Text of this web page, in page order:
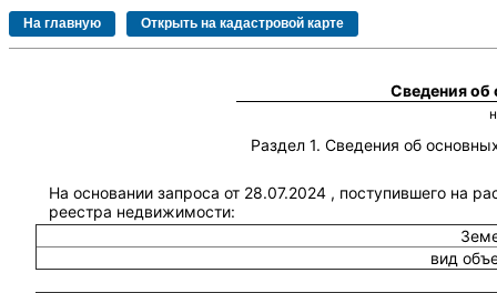
Сведения
Раздел 1. Сведения об
На основании запроса от 28.07.2024 , поступившего на
реестра недвижимости:
вид